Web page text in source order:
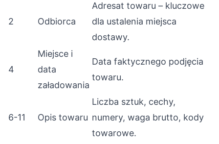
2 Odbiorca
Adresat towaru – kluczowe
dla ustalenia miejsca
dostawy.
4
Miejsce i
data
załadowania
Data faktycznego podjęcia
towaru.
6-11 Opis towaru
Liczba sztuk, cechy,
numery, waga brutto, kody
towarowe.